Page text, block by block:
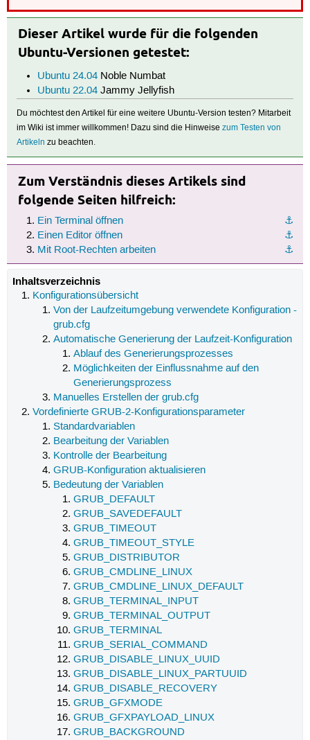
Dieser Artikel wurde für die folgenden
Ubuntu-Versionen getestet:
Ubuntu 24.04Noble Numbat
Ubuntu 22.04Jammy Jellyfish
Du möchtest den Artikel für eine weitere Ubuntu-Version testen? Mitarbeit
im Wiki ist immer willkommen! Dazu sind die Hinweisezum Testen von
Artikeln zu beachten.
Zum Verständnis dieses Artikels sind
folgende Seiten hilfreich:
⚓︎
Ein Terminal öffnen
⚓︎
Einen Editor öffnen
⚓︎
Mit Root-Rechten arbeiten
Inhaltsverzeichnis
Konfigurationsübersicht
Von der Laufzeitumgebung verwendete Konfiguration -
grub.cfg
Automatische Generierung der Laufzeit-Konfiguration
Ablauf des Generierungsprozesses
Möglichkeiten der Einflussnahme auf den
Generierungsprozess
Manuelles Erstellen der grub.cfg
Vordefinierte GRUB-2-Konfigurationsparameter
Standardvariablen
Bearbeitung der Variablen
Kontrolle der Bearbeitung
GRUB-Konfiguration aktualisieren
Bedeutung der Variablen
GRUB_DEFAULT
GRUB_SAVEDEFAULT
GRUB_TIMEOUT
GRUB_TIMEOUT_STYLE
GRUB_DISTRIBUTOR
GRUB_CMDLINE_LINUX
GRUB_CMDLINE_LINUX_DEFAULT
GRUB_TERMINAL_INPUT
GRUB_TERMINAL_OUTPUT
GRUB_TERMINAL
GRUB_SERIAL_COMMAND
GRUB_DISABLE_LINUX_UUID
GRUB_DISABLE_LINUX_PARTUUID
GRUB_DISABLE_RECOVERY
GRUB_GFXMODE
GRUB_GFXPAYLOAD_LINUX
GRUB_BACKGROUND